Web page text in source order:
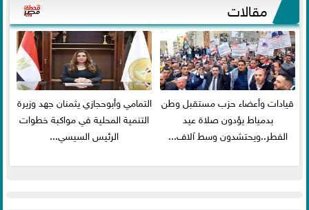
مقالات
قيادات وأعضاء حزب مستقبل وطن
بدمياط يؤدون صلاة عيد
الفطر..ويحتشدون وسط آلاف...
التمامي وأبوحجازي يثمنان جهد وزيرة
التنمية المحلية في مواكبة خطوات
الرئيس السيسي...